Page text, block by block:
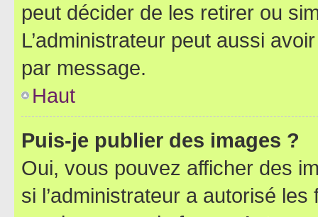
peut décider de les retirer ou
L’administrateur peut aussi
par message.
Haut
Puis-je publier des images ?
Oui, vous pouvez afficher des
si l’administrateur a autorisé